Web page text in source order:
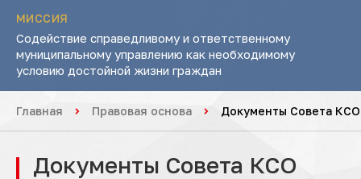
МИССИЯ
Содействие справедливому и ответственному
муниципальному управлению как необходимому
условию достойной жизни граждан
Главная Правовая основа Документы Совета
Документы Совета КСО